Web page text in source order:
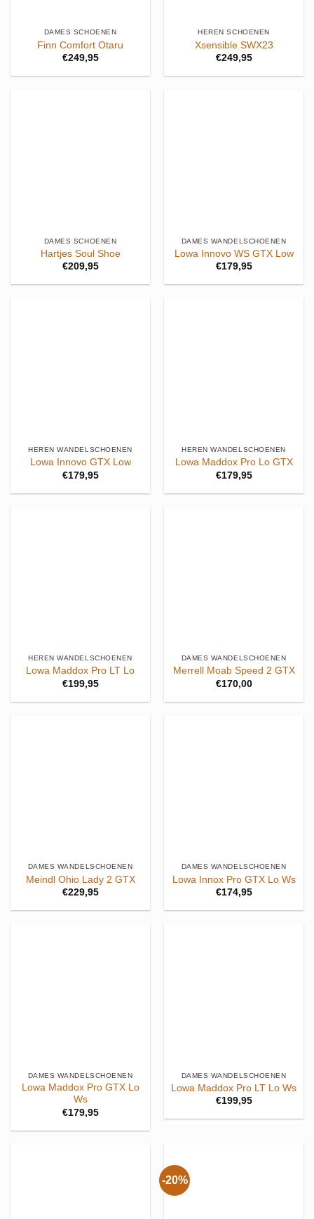
DAMES SCHOENEN
Finn Comfort Otaru
€249,95
HEREN SCHOENEN
Xsensible SWX23
€249,95
DAMES SCHOENEN
Hartjes Soul Shoe
€209,95
DAMES WANDELSCHOENEN
Lowa Innovo WS GTX Low
€179,95
HEREN WANDELSCHOENEN
Lowa Innovo GTX Low
€179,95
HEREN WANDELSCHOENEN
Lowa Maddox Pro Lo GTX
€179,95
HEREN WANDELSCHOENEN
Lowa Maddox Pro LT Lo
€199,95
DAMES WANDELSCHOENEN
Merrell Moab Speed 2 GTX
€170,00
DAMES WANDELSCHOENEN
Meindl Ohio Lady 2 GTX
€229,95
DAMES WANDELSCHOENEN
Lowa Innox Pro GTX Lo Ws
€174,95
DAMES WANDELSCHOENEN
Lowa Maddox Pro GTX Lo
Ws
€179,95
DAMES WANDELSCHOENEN
Lowa Maddox Pro LT Lo Ws
€199,95
-20%